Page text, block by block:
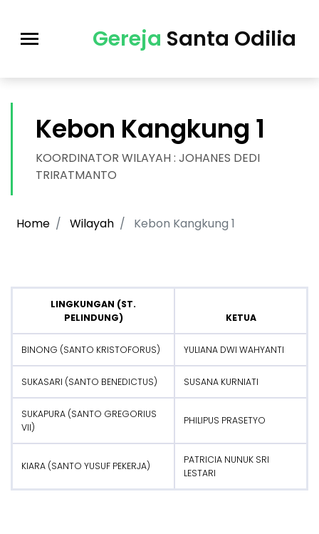
Gereja Santa Odilia
Kebon Kangkung 1
KOORDINATOR WILAYAH : JOHANES DEDI
TRIRATMANTO
Home Wilayah Kebon Kangkung 1
LINGKUNGAN (ST.
PELINDUNG)
KETUA
BINONG (SANTO KRISTOFORUS) YULIANA DWI WAHYANTI
SUKASARI (SANTO BENEDICTUS) SUSANA KURNIATI
SUKAPURA (SANTO GREGORIUS
VII)
PHILIPUS PRASETYO
KIARA (SANTO YUSUF PEKERJA)
PATRICIA NUNUK SRI
LESTARI